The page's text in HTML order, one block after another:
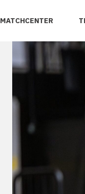
MATCHCENTER